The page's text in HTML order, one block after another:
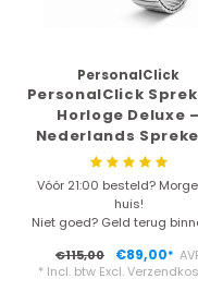
alarmhorloge?
Hoe helpt een
leven?
Werkt een
Hoe werkt een
PersonalClick
PersonalClick
Horloge Deluxe –
Nederlands
Horloge voor
Slechtzienden &
– Spreekt Tijd en
– Rekbare Band –
Vóór 21:00 besteld?
huis!
Niet goed? Geld terug
€115,00
€89,00*
* Incl. btw Excl.